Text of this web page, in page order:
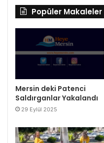
Popüler Makaleler
Mersin deki Patenci
Saldırganlar Yakalandı
29 Eylül 2025